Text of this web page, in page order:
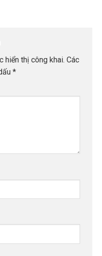
hiển thị công khai. Các
*